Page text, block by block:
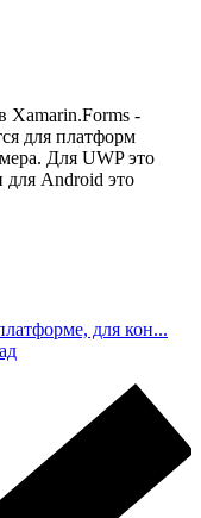
Xamarin.Forms -
для платформ
Для UWP это
Android это
для кон...